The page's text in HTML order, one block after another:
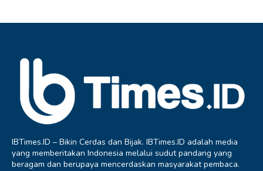
IBTimes.ID – Bikin Cerdas dan Bijak. IBTimes.ID adalah media
yang memberitakan Indonesia melalui sudut pandang yang
beragam dan berupaya mencerdaskan masyarakat pembaca.